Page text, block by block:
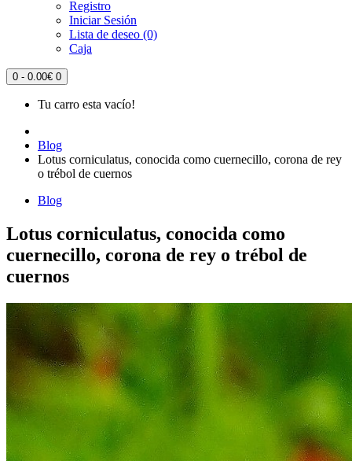
Registro
Iniciar Sesión
Lista de deseo (0)
Caja
0 - 0.00€ 0
Tu carro esta vacío!
Blog
Lotus corniculatus, conocida como cuernecillo, corona de rey
o trébol de cuernos
Blog
Lotus corniculatus, conocida como
cuernecillo, corona de rey o trébol de
cuernos